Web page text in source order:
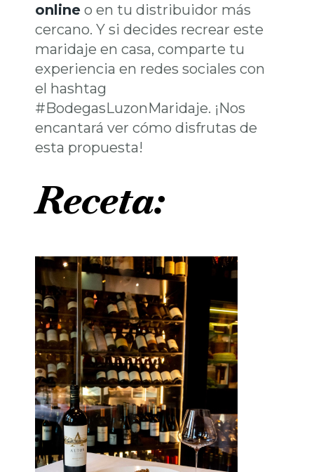
online o en tu distribuidor más
cercano. Y si decides recrear este
maridaje en casa, comparte tu
experiencia en redes sociales con
el hashtag
#BodegasLuzonMaridaje. ¡Nos
encantará ver cómo disfrutas de
esta propuesta!
Receta: